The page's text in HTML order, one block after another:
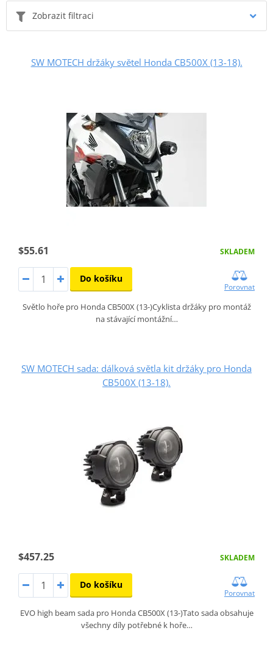
Zobrazit filtraci
SW MOTECH držáky světel Honda CB500X (13-18).
$55.61 SKLADEM
Do košíku
Porovnat
Světlo hoře pro Honda CB500X (13-)Cyklista držáky pro montáž
na stávající montážní…
SW MOTECH sada: dálková světla kit držáky pro Honda
CB500X (13-18).
$457.25 SKLADEM
Do košíku
Porovnat
EVO high beam sada pro Honda CB500X (13-)Tato sada obsahuje
všechny díly potřebné k hoře…